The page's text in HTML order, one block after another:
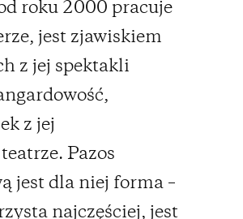
roku 2000 pracuje
jest zjawiskiem
z jej spektakli
z jej
Pazos
jest dla niej forma –
najczęściej, jest